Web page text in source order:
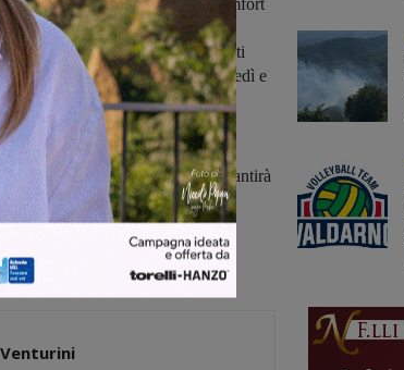
ufficio stranieri, pagamento comfort
aperti al pubblico per l'intero
il 24 e il 31 dicembre, nei seguenti
9-13, oltre ai pomeriggi di martedì e
chiusura pomeridiana di domani,
del 31 dicembre, l'UFSMIAgarantirà
15.